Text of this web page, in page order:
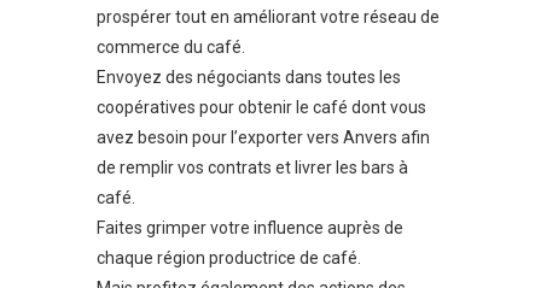
prospérer tout en améliorant votre réseau de
commerce du café.
Envoyez des négociants dans toutes les
coopératives pour obtenir le café dont vous
avez besoin pour l’exporter vers Anvers afin
de remplir vos contrats et livrer les bars à
café.
Faites grimper votre influence auprès de
chaque région productrice de café.